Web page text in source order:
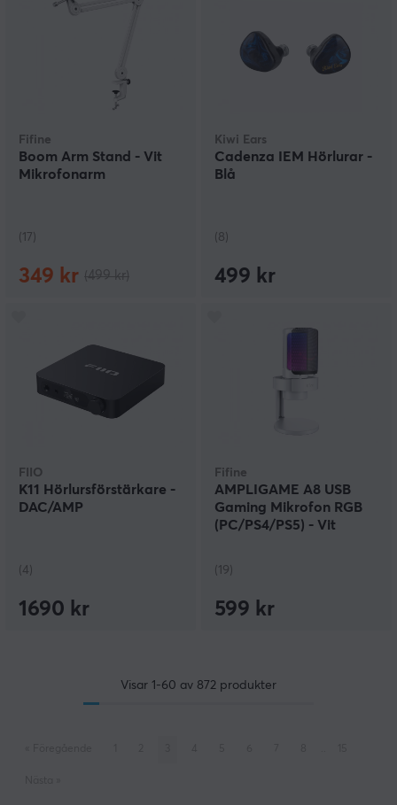
Fifine
Boom Arm Stand - Vit
Mikrofonarm
(17)
349 kr
Kiwi Ears
Cadenza IEM Hörlurar -
Blå
(8)
499 kr
FIIO
K11 Hörlursförstärkare -
DAC/AMP
(4)
1690 kr
Fifine
AMPLIGAME A8 USB
Gaming Mikrofon RGB
(PC/PS4/PS5) - Vit
(19)
599 kr
Visar 1-60 av 872 produkter